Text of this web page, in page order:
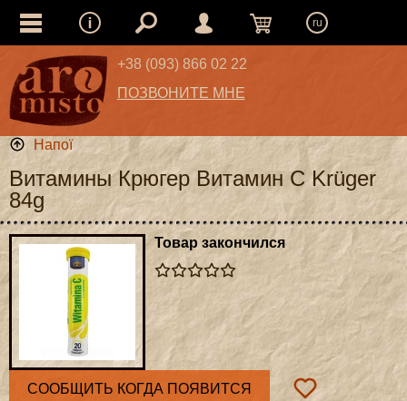
ru
+38 (093) 866 02 22
ПОЗВОНИТЕ МНЕ
Напої
Витамины Крюгер Витамин С Krüger
84g
Товар закончился
СООБЩИТЬ КОГДА ПОЯВИТСЯ